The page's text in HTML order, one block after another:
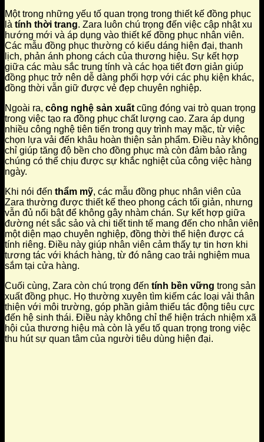
Một trong những yếu tố quan trọng trong thiết kế đồng phục
là tính thời trang. Zara luôn chú trọng đến việc cập nhật xu
hướng mới và áp dụng vào thiết kế đồng phục nhân viên.
Các mẫu đồng phục thường có kiểu dáng hiện đại, thanh
lịch, phản ánh phong cách của thương hiệu. Sự kết hợp
giữa các màu sắc trung tính và các họa tiết đơn giản giúp
đồng phục trở nên dễ dàng phối hợp với các phụ kiện khác,
đồng thời vẫn giữ được vẻ đẹp chuyên nghiệp.
Ngoài ra, công nghệ sản xuất cũng đóng vai trò quan trọng
trong việc tạo ra đồng phục chất lượng cao. Zara áp dụng
nhiều công nghệ tiên tiến trong quy trình may mặc, từ việc
chọn lựa vải đến khâu hoàn thiện sản phẩm. Điều này không
chỉ giúp tăng độ bền cho đồng phục mà còn đảm bảo rằng
chúng có thể chịu được sự khắc nghiệt của công việc hàng
ngày.
Khi nói đến thẩm mỹ, các mẫu đồng phục nhân viên của
Zara thường được thiết kế theo phong cách tối giản, nhưng
vẫn đủ nổi bật để không gây nhàm chán. Sự kết hợp giữa
đường nét sắc sảo và chi tiết tinh tế mang đến cho nhân viên
một diện mạo chuyên nghiệp, đồng thời thể hiện được cá
tính riêng. Điều này giúp nhân viên cảm thấy tự tin hơn khi
tương tác với khách hàng, từ đó nâng cao trải nghiệm mua
sắm tại cửa hàng.
Cuối cùng, Zara còn chú trọng đến tính bền vững trong sản
xuất đồng phục. Họ thường xuyên tìm kiếm các loại vải thân
thiện với môi trường, góp phần giảm thiểu tác động tiêu cực
đến hệ sinh thái. Điều này không chỉ thể hiện trách nhiệm xã
hội của thương hiệu mà còn là yếu tố quan trọng trong việc
thu hút sự quan tâm của người tiêu dùng hiện đại.